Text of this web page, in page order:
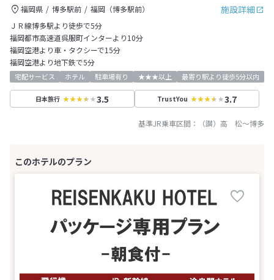
施設詳細
福岡県 博多駅前
福岡（博多駅前）
ＪＲ線博多駅より徒歩で5分
福岡都市高速道呉服町インターより10分
福岡空港より車・タクシーで15分
福岡空港より地下鉄で5分
宅配サービス ホテル 駐車場有り ★★★以上 最寄り駅より徒歩5分以内
日本旅行 3.5 TrustYou 3.7
基準JR乗車区間： （讃）高 松～博多